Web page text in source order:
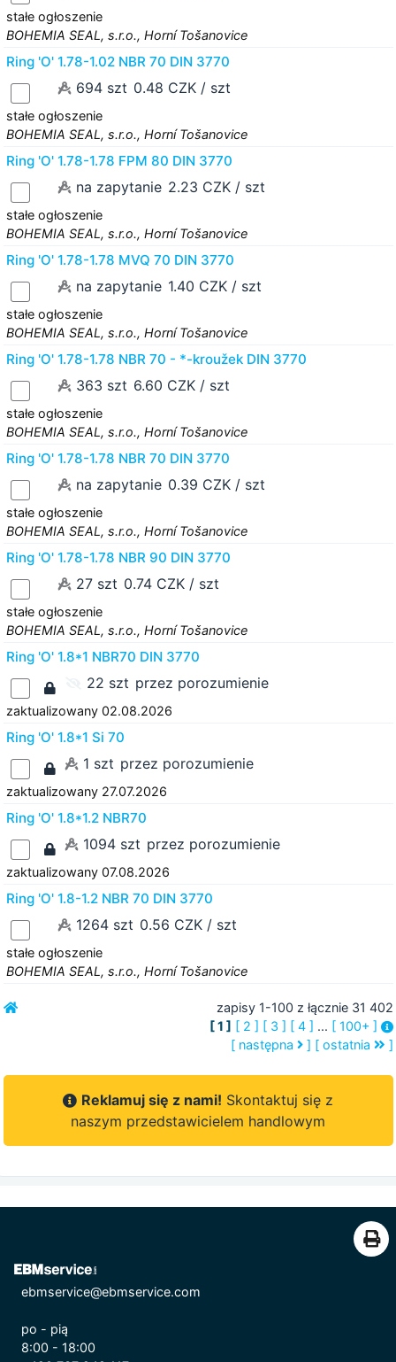
stałe ogłoszenie
BOHEMIA SEAL, s.r.o., Horní Tošanovice
Ring 'O' 1.78-1.02 NBR 70 DIN 3770
694 szt 0.48 CZK / szt
stałe ogłoszenie
BOHEMIA SEAL, s.r.o., Horní Tošanovice
Ring 'O' 1.78-1.78 FPM 80 DIN 3770
na zapytanie 2.23 CZK / szt
stałe ogłoszenie
BOHEMIA SEAL, s.r.o., Horní Tošanovice
Ring 'O' 1.78-1.78 MVQ 70 DIN 3770
na zapytanie 1.40 CZK / szt
stałe ogłoszenie
BOHEMIA SEAL, s.r.o., Horní Tošanovice
Ring 'O' 1.78-1.78 NBR 70 - *-kroužek DIN 3770
363 szt 6.60 CZK / szt
stałe ogłoszenie
BOHEMIA SEAL, s.r.o., Horní Tošanovice
Ring 'O' 1.78-1.78 NBR 70 DIN 3770
na zapytanie 0.39 CZK / szt
stałe ogłoszenie
BOHEMIA SEAL, s.r.o., Horní Tošanovice
Ring 'O' 1.78-1.78 NBR 90 DIN 3770
27 szt 0.74 CZK / szt
stałe ogłoszenie
BOHEMIA SEAL, s.r.o., Horní Tošanovice
Ring 'O' 1.8*1 NBR70 DIN 3770
22 szt przez porozumienie
zaktualizowany 02.08.2026
Ring 'O' 1.8*1 Si 70
1 szt przez porozumienie
zaktualizowany 27.07.2026
Ring 'O' 1.8*1.2 NBR70
1094 szt przez porozumienie
zaktualizowany 07.08.2026
Ring 'O' 1.8-1.2 NBR 70 DIN 3770
1264 szt 0.56 CZK / szt
stałe ogłoszenie
BOHEMIA SEAL, s.r.o., Horní Tošanovice
zapisy 1-100 z łącznie 31 402
[ 1 ] [ 2 ] [ 3 ] [ 4 ] ... [ 100+ ]
[ następna
] [ ostatnia ]
Reklamuj się z nami! Skontaktuj się z
naszym przedstawicielem handlowym
ebmservice@ebmservice.com
po - pią
8:00 - 18:00